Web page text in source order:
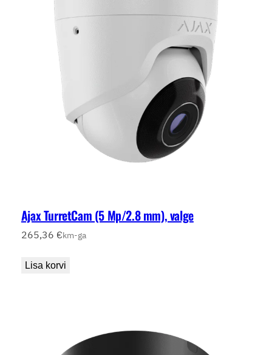
Ajax TurretCam (5 Mp/2.8 mm), valge
265,36 €km-ga
Lisa korvi